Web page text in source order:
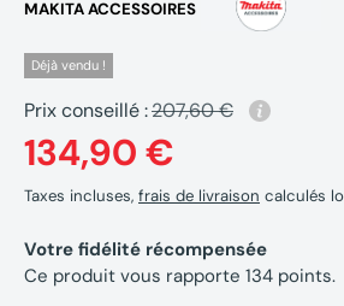
MAKITA ACCESSOIRES
Déjà vendu !
Prix conseillé :207,60 €
134,90 €
Taxes incluses, frais de livraison calculés
Votre fidélité récompensée
Ce produit vous rapporte 134 points.